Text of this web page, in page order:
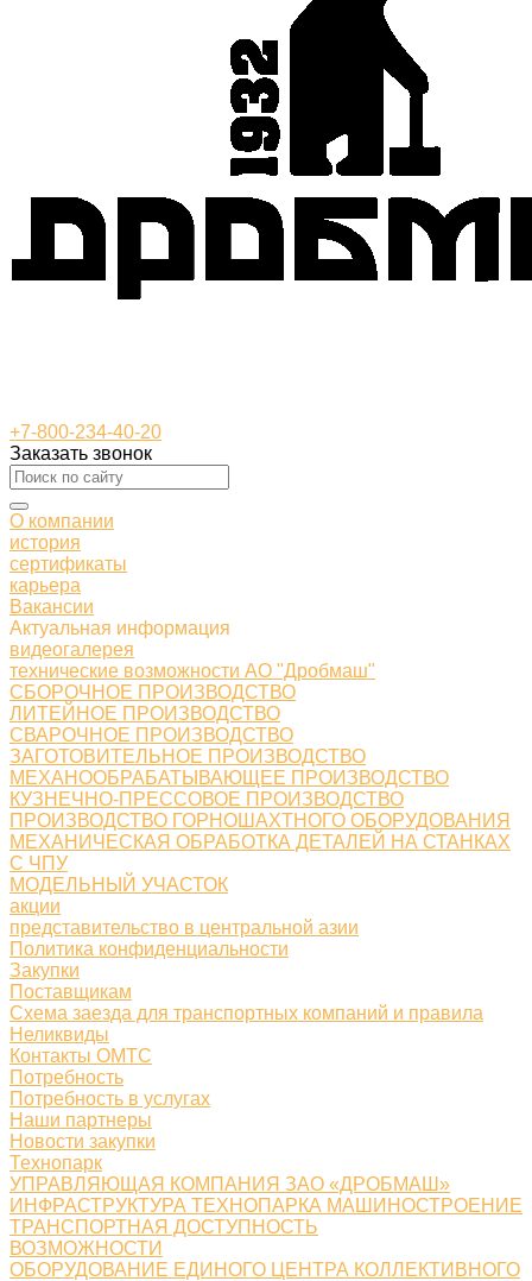
+7-800-234-40-20
Заказать звонок
О компании
история
сертификаты
карьера
Вакансии
Актуальная информация
видеогалерея
технические возможности АО "Дробмаш"
СБОРОЧНОЕ ПРОИЗВОДСТВО
ЛИТЕЙНОЕ ПРОИЗВОДСТВО
СВАРОЧНОЕ ПРОИЗВОДСТВО
ЗАГОТОВИТЕЛЬНОЕ ПРОИЗВОДСТВО
МЕХАНООБРАБАТЫВАЮЩЕЕ ПРОИЗВОДСТВО
КУЗНЕЧНО-ПРЕССОВОЕ ПРОИЗВОДСТВО
ПРОИЗВОДСТВО ГОРНОШАХТНОГО ОБОРУДОВАНИЯ
МЕХАНИЧЕСКАЯ ОБРАБОТКА ДЕТАЛЕЙ НА СТАНКАХ
С ЧПУ
МОДЕЛЬНЫЙ УЧАСТОК
акции
представительство в центральной азии
Политика конфиденциальности
Закупки
Поставщикам
Схема заезда для транспортных компаний и правила
Неликвиды
Контакты ОМТС
Потребность
Потребность в услугах
Наши партнеры
Новости закупки
Технопарк
УПРАВЛЯЮЩАЯ КОМПАНИЯ ЗАО «ДРОБМАШ»
ИНФРАСТРУКТУРА ТЕХНОПАРКА МАШИНОСТРОЕНИЕ
ТРАНСПОРТНАЯ ДОСТУПНОСТЬ
ВОЗМОЖНОСТИ
ОБОРУДОВАНИЕ ЕДИНОГО ЦЕНТРА КОЛЛЕКТИВНОГО